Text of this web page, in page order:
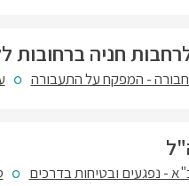
חניה ברחובות
- המפקח על התעבורה
- נפגעים ובטיחות בדרכים